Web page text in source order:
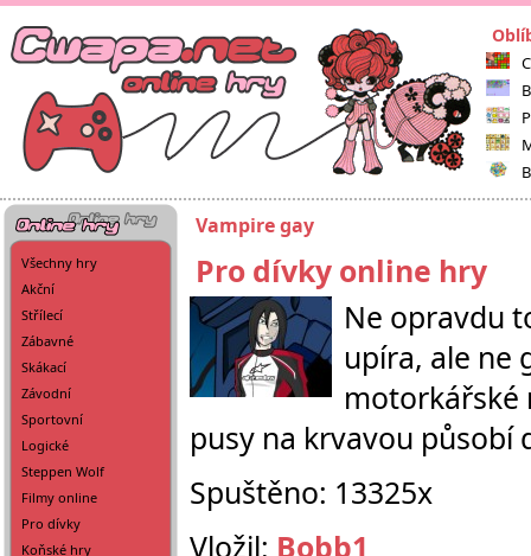
Všechny hry
Akční
Střílecí
Zábavné
Skákací
Závodní
Sportovní
Logické
Steppen Wolf
Filmy online
Pro dívky
Koňské hry
Vampire gay
Pro dívky online hry
Ne opravdu
upíra, ale ne
motorkářské
pusy na krvavou působí
Spuštěno: 13325x
Vložil: Bobb1